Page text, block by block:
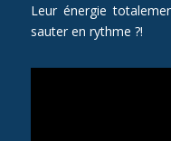
Leur énergie
sauter en rythme ?!